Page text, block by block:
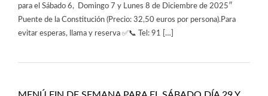
para el Sábado 6, Domingo 7 y Lunes 8 de Diciembre de 2025″
Puente de la Constitución (Precio: 32,50 euros por persona).Para
evitar esperas, llama y reserva ✅📞 Tel: 91 […]